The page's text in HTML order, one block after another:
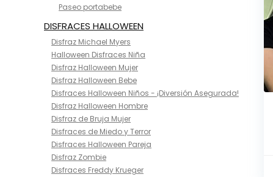
Paseo portabebe
DISFRACES HALLOWEEN
Disfraz Michael Myers
Halloween Disfraces Niña
Disfraz Halloween Mujer
Disfraz Halloween Bebe
Disfraces Halloween Niños - ¡Diversión Asegurada!
Disfraz Halloween Hombre
Disfraz de Bruja Mujer
Disfraces de Miedo y Terror
Disfraces Halloween Pareja
Disfraz Zombie
Disfraces Freddy Krueger